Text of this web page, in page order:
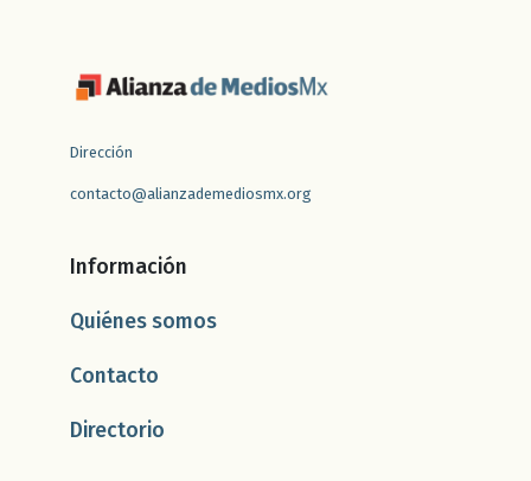
Dirección
contacto@alianzademediosmx.org
Información
Quiénes somos
Contacto
Directorio